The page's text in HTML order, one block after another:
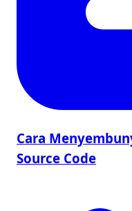
Cara
Source Code